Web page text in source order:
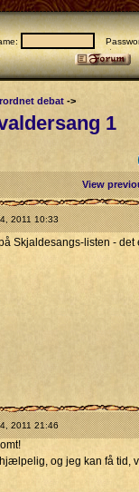
debat ->
1
View
2011 10:33
Skjaldesangs-listen -
2011 21:46
og jeg kan få tid,